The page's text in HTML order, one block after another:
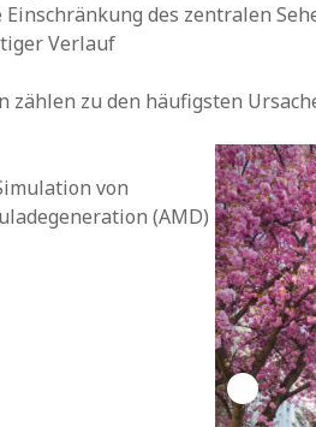
des zentralen
Verlauf
zählen zu den häufigsten
von
(AMD)